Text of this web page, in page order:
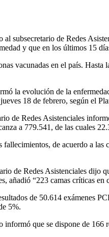
subsecretario de Redes
y que en los últimos 15
vacunadas en el país.
la evolución de la
18 de febrero, según el
de Redes Asistenciales
a 779.541, de las cuales
de acuerdo a
de Redes Asistenciales dijo
añadió “223 camas críticas en
de 50.614 exámenes
5%.
informó que se dispone de